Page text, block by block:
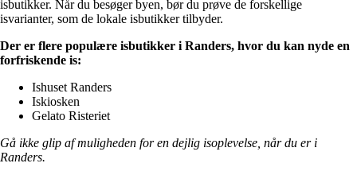
isbutikker. Når du besøger byen, bør du prøve de forskellige
isvarianter, som de lokale isbutikker tilbyder.
Der er flere populære isbutikker i Randers, hvor du kan nyde en
forfriskende is:
Ishuset Randers
Iskiosken
Gelato Risteriet
Gå ikke glip af muligheden for en dejlig isoplevelse, når du er i
Randers.